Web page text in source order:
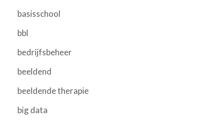
basisschool
bbl
bedrijfsbeheer
beeldend
beeldende therapie
big data